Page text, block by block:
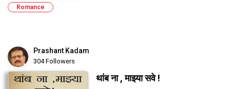
Romance
Prashant Kadam
304 Followers
थांब ना , माझ्या सवे !